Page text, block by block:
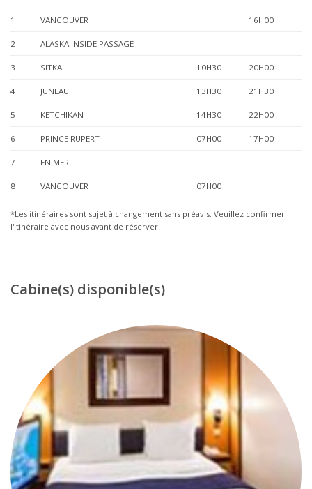
1 VANCOUVER 16H00
2 ALASKA INSIDE PASSAGE
3 SITKA 10H30 20H00
4 JUNEAU 13H30 21H30
5 KETCHIKAN 14H30 22H00
6 PRINCE RUPERT 07H00 17H00
7 EN MER
8 VANCOUVER 07H00
*Les itinéraires sont sujet à changement sans préavis. Veuillez confirmer
l'itinéraire avec nous avant de réserver.
Cabine(s) disponible(s)